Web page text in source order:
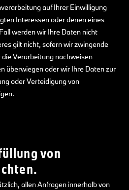
auf Ihrer Einwilligung
Interessen oder denen eines
werden wir Ihre Daten nicht
gilt nicht, sofern wir zwingende
Verarbeitung nachweisen
überwiegen oder wir Ihre Daten zur
oder Verteidigung von
von
allen Anfragen innerhalb von